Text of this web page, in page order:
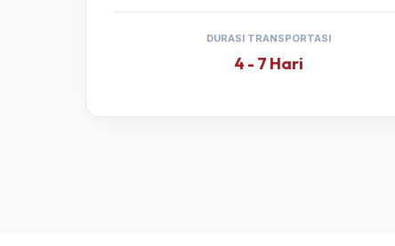
DURASI TRANSPORTASI
4 - 7 Hari